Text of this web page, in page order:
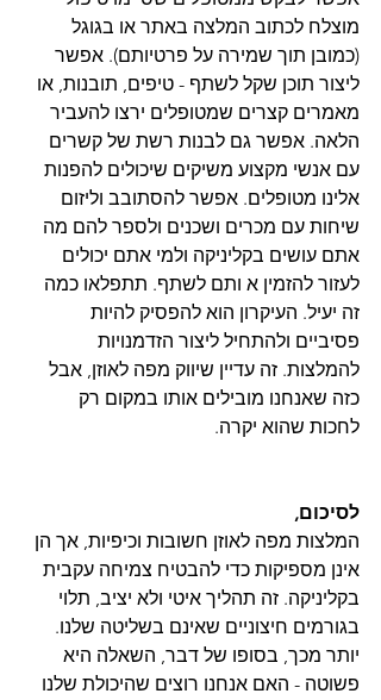
מוצלח לכתוב המלצה באתר או בגוגל
(כמובן תוך שמירה על פרטיותם). אפשר
ליצור תוכן שקל לשתף - טיפים, תובנות, או
מאמרים קצרים שמטופלים ירצו להעביר
הלאה. אפשר גם לבנות רשת של קשרים
עם אנשי מקצוע משיקים שיכולים להפנות
אלינו מטופלים. אפשר להסתובב וליזום
שיחות עם מכרים ושכנים ולספר להם מה
אתם עושים בקליניקה ולמי אתם יכולים
לעזור להזמין א ותם לשתף. תתפלאו כמה
זה יעיל. העיקרון הוא להפסיק להיות
פסיביים ולהתחיל ליצור הזדמנויות
להמלצות. זה עדיין שיווק מפה לאוזן, אבל
כזה שאנחנו מובילים אותו במקום רק
לחכות שהוא יקרה.
לסיכום,
המלצות מפה לאוזן חשובות וכיפיות, אך הן
אינן מספיקות כדי להבטיח צמיחה עקבית
בקליניקה. זה תהליך איטי ולא יציב, תלוי
בגורמים חיצוניים שאינם בשליטה שלנו.
יותר מכך, בסופו של דבר, השאלה היא
פשוטה - האם אנחנו רוצים שהיכולת שלנו